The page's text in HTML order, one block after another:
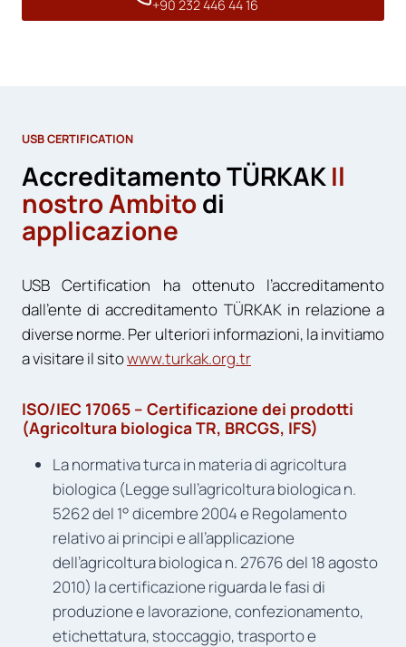
+90 232 446 44 16
USB CERTIFICATION
Accreditamento TÜRKAKIl
nostroAmbitodi
applicazione
USB Certification ha ottenuto l’accreditamento
dall’ente di accreditamento TÜRKAK in relazione a
diverse norme. Per ulteriori informazioni, la invitiamo
a visitare il sitowww.turkak.org.tr
ISO/IEC 17065 – Certificazione dei prodotti
(Agricoltura biologica TR, BRCGS, IFS)
La normativa turca in materia di agricoltura
biologica (Legge sull’agricoltura biologica n.
5262 del 1° dicembre 2004 e Regolamento
relativo ai principi e all’applicazione
dell’agricoltura biologica n. 27676 del 18 agosto
2010) la certificazione riguarda le fasi di
produzione e lavorazione, confezionamento,
etichettatura, stoccaggio, trasporto e